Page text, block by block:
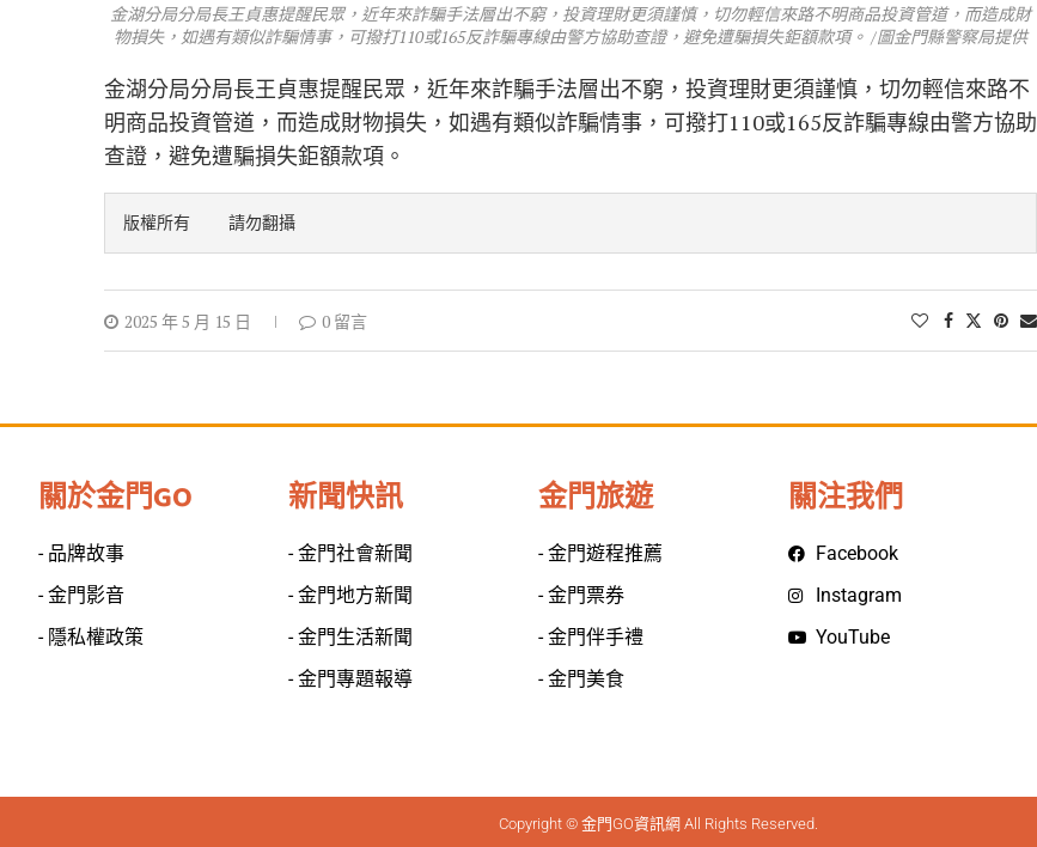
金湖分局分局長王貞惠提醒民眾，近年來詐騙手法層出不窮，投資理財更須謹慎，切勿輕信來路不明商品投資管道，而造成財
物損失，如遇有類似詐騙情事，可撥打110或165反詐騙專線由警方協助查證，避免遭騙損失鉅額款項。 /圖金門縣警察局提供
金湖分局分局長王貞惠提醒民眾，近年來詐騙手法層出不窮，投資理財更須謹慎，切勿輕信來路不
明商品投資管道，而造成財物損失，如遇有類似詐騙情事，可撥打110或165反詐騙專線由警方協助
查證，避免遭騙損失鉅額款項。
版權所有    請勿翻攝
2025 年 5 月 15 日 0 留言
關於金門GO
- 品牌故事
- 金門影音
- 隱私權政策
新聞快訊
- 金門社會新聞
- 金門地方新聞
- 金門生活新聞
- 金門專題報導
金門旅遊
- 金門遊程推薦
- 金門票券
- 金門伴手禮
- 金門美食
關注我們
Facebook
Instagram
YouTube
Copyright © 金門GO資訊網 All Rights Reserved.